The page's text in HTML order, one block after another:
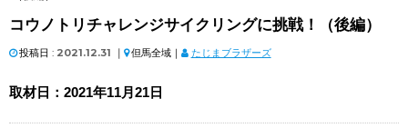
コウノトリチャレンジサイクリングに挑戦！（後編）
投稿日 : 2021.12.31 ｜ 但馬全域｜ たじまブラザーズ
取材日：2021年11月21日